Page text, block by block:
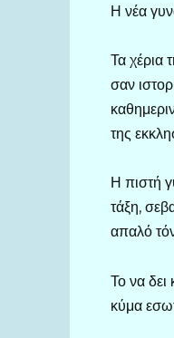
Η νέα
Τα χέρια
σαν
της
Η πιστή
τάξη,
απαλό
Το να
κύμα